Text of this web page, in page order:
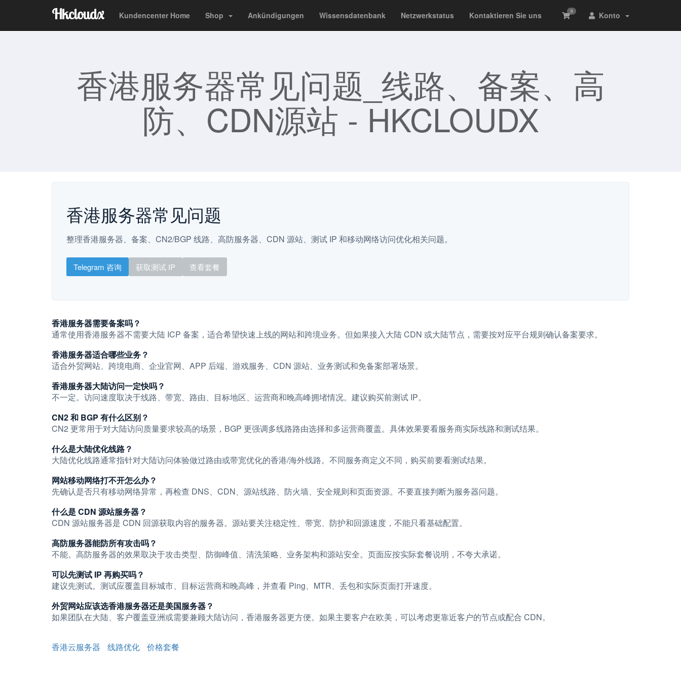
Hkcloudx 0 Konto
Kundencenter Home Shop Ankündigungen Wissensdatenbank Netzwerkstatus Kontaktieren Sie uns
香港服务器常见问题_线路、备案、高
防、CDN源站 - HKCLOUDX
香港服务器常见问题
整理香港服务器、备案、CN2/BGP 线路、高防服务器、CDN 源站、测试 IP 和移动网络访问优化相关问题。
Telegram 咨询 获取测试 IP 查看套餐
香港服务器需要备案吗？
通常使用香港服务器不需要大陆 ICP 备案，适合希望快速上线的网站和跨境业务。但如果接入大陆 CDN 或大陆节点，需要按对应平台规则确认备案要求。
香港服务器适合哪些业务？
适合外贸网站、跨境电商、企业官网、APP 后端、游戏服务、CDN 源站、业务测试和免备案部署场景。
香港服务器大陆访问一定快吗？
不一定。访问速度取决于线路、带宽、路由、目标地区、运营商和晚高峰拥堵情况。建议购买前测试 IP。
CN2 和 BGP 有什么区别？
CN2 更常用于对大陆访问质量要求较高的场景，BGP 更强调多线路路由选择和多运营商覆盖。具体效果要看服务商实际线路和测试结果。
什么是大陆优化线路？
大陆优化线路通常指针对大陆访问体验做过路由或带宽优化的香港/海外线路。不同服务商定义不同，购买前要看测试结果。
网站移动网络打不开怎么办？
先确认是否只有移动网络异常，再检查 DNS、CDN、源站线路、防火墙、安全规则和页面资源。不要直接判断为服务器问题。
什么是 CDN 源站服务器？
CDN 源站服务器是 CDN 回源获取内容的服务器。源站要关注稳定性、带宽、防护和回源速度，不能只看基础配置。
高防服务器能防所有攻击吗？
不能。高防服务器的效果取决于攻击类型、防御峰值、清洗策略、业务架构和源站安全。页面应按实际套餐说明，不夸大承诺。
可以先测试 IP 再购买吗？
建议先测试。测试应覆盖目标城市、目标运营商和晚高峰，并查看 Ping、MTR、丢包和实际页面打开速度。
外贸网站应该选香港服务器还是美国服务器？
如果团队在大陆、客户覆盖亚洲或需要兼顾大陆访问，香港服务器更方便。如果主要客户在欧美，可以考虑更靠近客户的节点或配合 CDN。
香港云服务器 线路优化 价格套餐